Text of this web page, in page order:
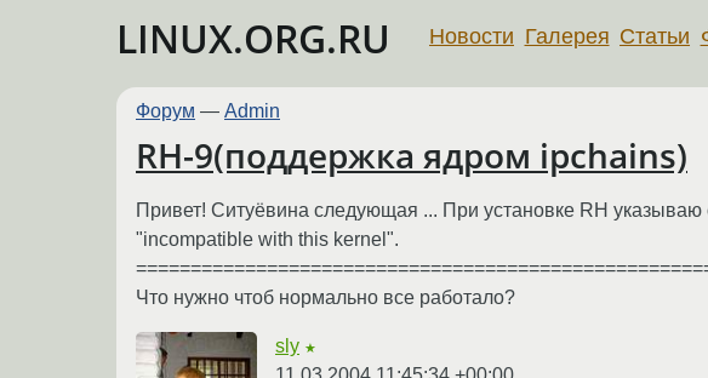
LINUX.ORG.RU Новости Галерея Статьи
Форум — Admin
RH-9(поддержка ядром ipchains)
Привет! Ситуёвина следующая ... При установке RH указываю
"incompatible with this kernel".
Что нужно чтоб нормально все работало?
sly ★